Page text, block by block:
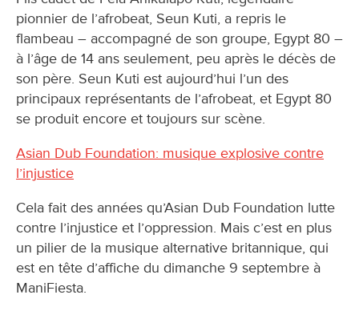
pionnier de l’afrobeat, Seun Kuti, a repris le
flambeau – accompagné de son groupe, Egypt 80 –
à l’âge de 14 ans seulement, peu après le décès de
son père. Seun Kuti est aujourd’hui l’un des
principaux représentants de l’afrobeat, et Egypt 80
se produit encore et toujours sur scène.
Asian Dub Foundation: musique explosive contre
l’injustice
Cela fait des années qu’Asian Dub Foundation lutte
contre l’injustice et l’oppression. Mais c’est en plus
un pilier de la musique alternative britannique, qui
est en tête d’affiche du dimanche 9 septembre à
ManiFiesta.